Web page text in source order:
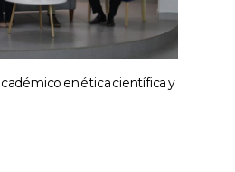
en ética científica y